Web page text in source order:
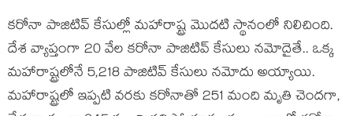
కరోనా పాజిటివ్‌ కేసుల్లో మహారాష్ట్ర మొదటి స్థానంలో నిలిచింది.
దేశ వ్యాప్తంగా 20 వేల కరోనా పాజిటివ్‌ కేసులు నమోదైతే.. ఒక్క
మహారాష్ట్రలోనే 5,218 పాజిటివ్‌ కేసులు నమోదు అయ్యాయి.
మహారాష్ట్రలో ఇప్పటి వరకు కరోనాతో 251 మంది మృతి చెందగా,